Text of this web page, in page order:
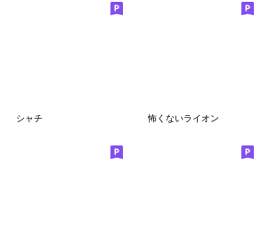
シャチ 怖くないライオン